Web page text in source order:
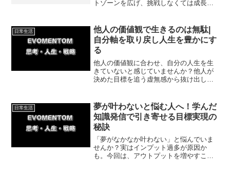
トゾーンを広げ、挑戦しなくては成長意
いきます。
日常生活
他人の価値観で生きるのは無駄|
自分軸を取り戻し人生を豊かにす
る
他人の価値観に合わせ、自分の人生を生
きていないと感じていませんか？他人が
決めた目標を追う虚無感から抜け出し、
ネルギーを使う大切さをお伝えします。
日常生活
夢が叶わないと悩む人へ！学んだ
知識発信で引き寄せる目標実現の
秘訣
「夢がなかなか叶わない」と悩んでいま
せんか？実はインプット過多が原因か
も。今回は、アウトプットを増やすこと